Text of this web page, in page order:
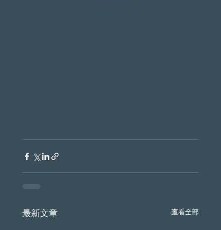
最新文章 查看全部